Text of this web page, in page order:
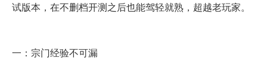
试版本，在不删档开测之后也能驾轻就熟，超越老玩家。
一：宗门经验不可漏